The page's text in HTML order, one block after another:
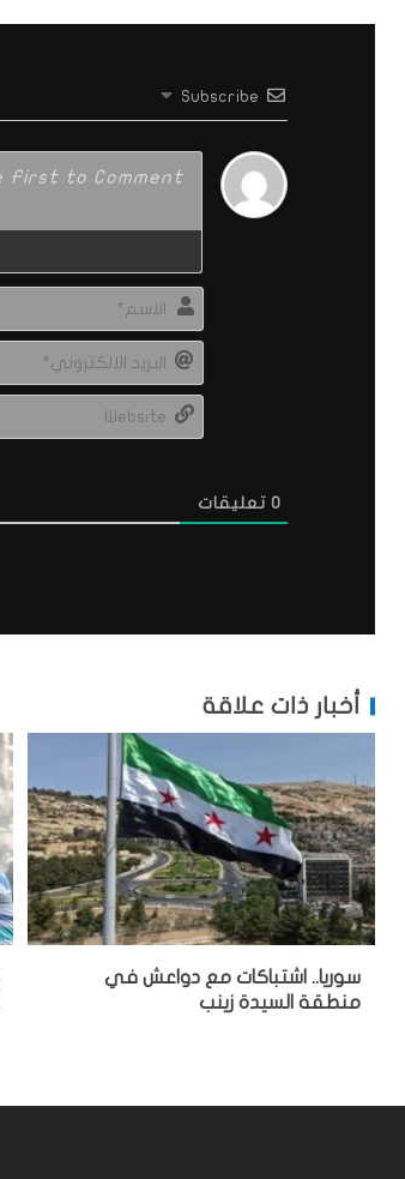
Subscribe
0 تعليقات
أخبار ذات علاقة
سوريا.. اشتباكات مع دواعش في
منطقة السيدة زينب